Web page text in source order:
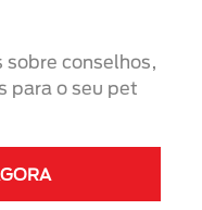
sobre conselhos,
para o seu pet